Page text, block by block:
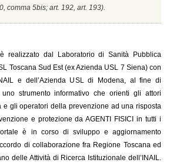
comma 5bis; art. 192, art. 193).
realizzato dal Laboratorio di Sanità Pubblica
Toscana Sud Est (ex Azienda USL 7 Siena) con
e dell’Azienda USL di Modena, al fine di
strumento informativo che orienti gli attori
e gli operatori della prevenzione ad una risposta
e protezione da AGENTI FISICI in tutti i
è in corso di sviluppo e aggiornamento
di collaborazione fra Regione Toscana ed
delle Attività di Ricerca Istituzionale dell’INAIL.